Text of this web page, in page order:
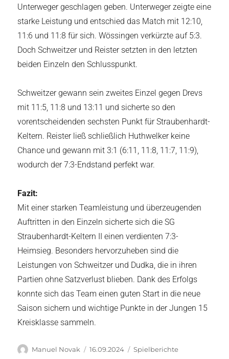
Unterweger geschlagen geben. Unterweger zeigte eine
starke Leistung und entschied das Match mit 12:10,
11:6 und 11:8 für sich. Wössingen verkürzte auf 5:3.
Doch Schweitzer und Reister setzten in den letzten
beiden Einzeln den Schlusspunkt.
Schweitzer gewann sein zweites Einzel gegen Drevs
mit 11:5, 11:8 und 13:11 und sicherte so den
vorentscheidenden sechsten Punkt für Straubenhardt-
Keltern. Reister ließ schließlich Huthwelker keine
Chance und gewann mit 3:1 (6:11, 11:8, 11:7, 11:9),
wodurch der 7:3-Endstand perfekt war.
Fazit:
Mit einer starken Teamleistung und überzeugenden
Auftritten in den Einzeln sicherte sich die SG
Straubenhardt-Keltern II einen verdienten 7:3-
Heimsieg. Besonders hervorzuheben sind die
Leistungen von Schweitzer und Dudka, die in ihren
Partien ohne Satzverlust blieben. Dank des Erfolgs
konnte sich das Team einen guten Start in die neue
Saison sichern und wichtige Punkte in der Jungen 15
Kreisklasse sammeln.
Autor
Manuel Novak
Veröffentlicht
16.09.2024 Kategorien
Spielberichte